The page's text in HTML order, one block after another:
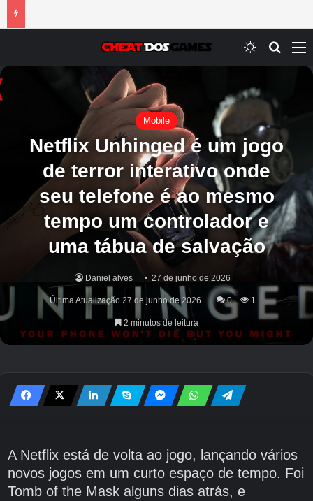
Switch skin
Mobile
Netflix Unhinged é um jogo
de terror interativo onde
seu telefone é ao mesmo
tempo um controlador e
uma tábua de salvação
Daniel alves 27 de junho de 2026
Última Atualização 27 de junho de 2026 0 1
2 minutos de leitura
A Netflix está de volta ao jogo, lançando vários
novos jogos em um curto espaço de tempo. Foi
Tomb of the Mask alguns dias atrás, e